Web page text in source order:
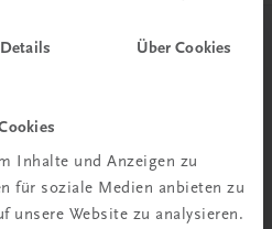
Details Über Cookies
Inhalte und Anzeigen zu
für soziale Medien anbieten zu
unsere Website zu analysieren.
bei TRAUNER!
über uns